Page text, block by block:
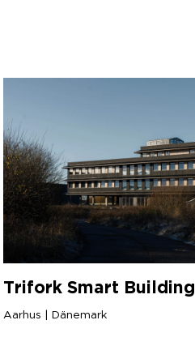
Trifork Smart Building
Aarhus | Dänemark